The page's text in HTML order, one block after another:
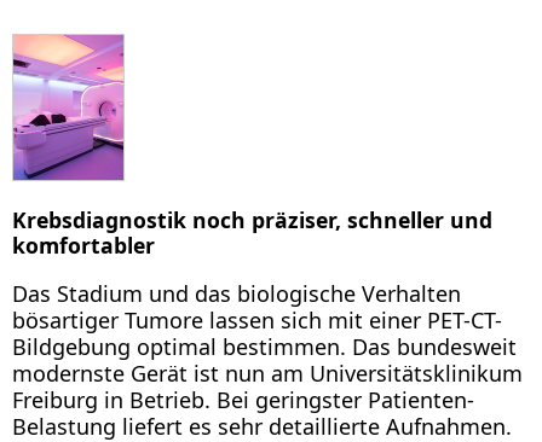
Krebsdiagnostik noch präziser, schneller und
komfortabler
Das Stadium und das biologische Verhalten
bösartiger Tumore lassen sich mit einer PET-CT-
Bildgebung optimal bestimmen. Das bundesweit
modernste Gerät ist nun am Universitätsklinikum
Freiburg in Betrieb. Bei geringster Patienten-
Belastung liefert es sehr detaillierte Aufnahmen.